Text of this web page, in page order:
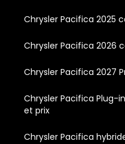
Chrysler Pacifica 2025
Chrysler Pacifica 2026
Chrysler Pacifica 2027
Chrysler Pacifica Plug-
et prix
Chrysler Pacifica